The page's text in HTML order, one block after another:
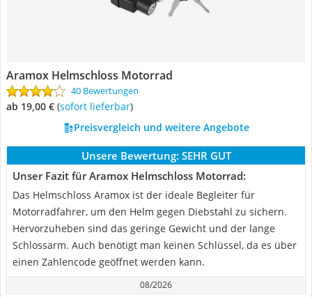
Aramox Helmschloss Motorrad
40 Bewertungen
ab 19,00 € ( Sofort lieferbar)
Preisvergleich und weitere Angebote
Unsere Bewertung: SEHR GUT
Unser Fazit für Aramox Helmschloss Motorrad:
Das Helmschloss Aramox ist der ideale Begleiter für
Motorradfahrer, um den Helm gegen Diebstahl zu sichern.
Hervorzuheben sind das geringe Gewicht und der lange
Schlossarm. Auch benötigt man keinen Schlüssel, da es über
einen Zahlencode geöffnet werden kann.
08/2026